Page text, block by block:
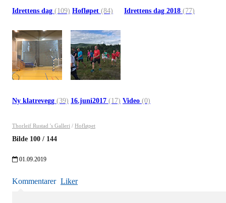
Idrettens dag (109) Hofløpet (84) Idrettens dag 2018 (77)
Ny klatrevegg (39) 16.juni2017 (17) Video (0)
Thorleif Rustad 's Galleri / Hofløpet
Bilde 100 / 144
01.09.2019
Kommentarer Liker